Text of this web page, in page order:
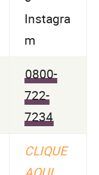
Instagra
m
0800-
722-
7234
CLIQUE